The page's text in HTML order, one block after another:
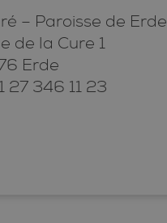
– Paroisse de Erde
de la Cure 1
Erde
27 346 11 23